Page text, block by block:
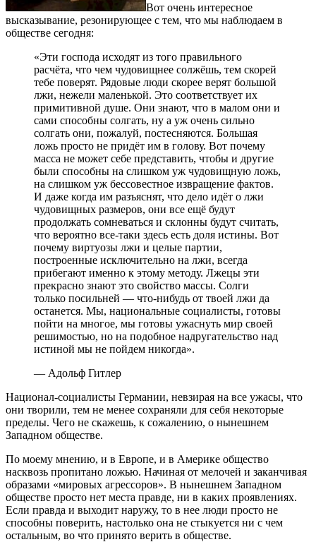
Вот очень интересное
высказывание, резонирующее с тем, что мы наблюдаем в
обществе сегодня:
«Эти господа исходят из того правильного
расчёта, что чем чудовищнее солжёшь, тем скорей
тебе поверят. Рядовые люди скорее верят большой
лжи, нежели маленькой. Это соответствует их
примитивной душе. Они знают, что в малом они и
сами способны солгать, ну а уж очень сильно
солгать они, пожалуй, постесняются. Большая
ложь просто не придёт им в голову. Вот почему
масса не может себе представить, чтобы и другие
были способны на слишком уж чудовищную ложь,
на слишком уж бессовестное извращение фактов.
И даже когда им разъяснят, что дело идёт о лжи
чудовищных размеров, они все ещё будут
продолжать сомневаться и склонны будут считать,
что вероятно все-таки здесь есть доля истины. Вот
почему виртуозы лжи и целые партии,
построенные исключительно на лжи, всегда
прибегают именно к этому методу. Лжецы эти
прекрасно знают это свойство массы. Солги
только посильней — что-нибудь от твоей лжи да
останется. Мы, национальные социалисты, готовы
пойти на многое, мы готовы ужаснуть мир своей
решимостью, но на подобное надругательство над
истиной мы не пойдем никогда».
— Адольф Гитлер
Национал-социалисты Германии, невзирая на все ужасы, что
они творили, тем не менее сохраняли для себя некоторые
пределы. Чего не скажешь, к сожалению, о нынешнем
Западном обществе.
По моему мнению, и в Европе, и в Америке общество
насквозь пропитано ложью. Начиная от мелочей и заканчивая
образами «мировых агрессоров». В нынешнем Западном
обществе просто нет места правде, ни в каких проявлениях.
Если правда и выходит наружу, то в нее люди просто не
способны поверить, настолько она не стыкуется ни с чем
остальным, во что принято верить в обществе.